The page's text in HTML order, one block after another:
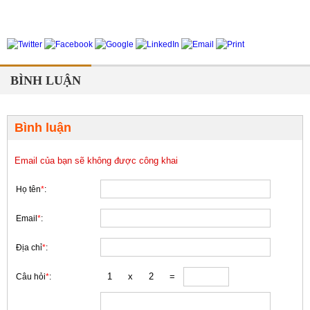
BÌNH LUẬN
Bình luận
Email của bạn sẽ không được công khai
Họ tên*:
Email *:
Địa chỉ*:
Câu hỏi*: